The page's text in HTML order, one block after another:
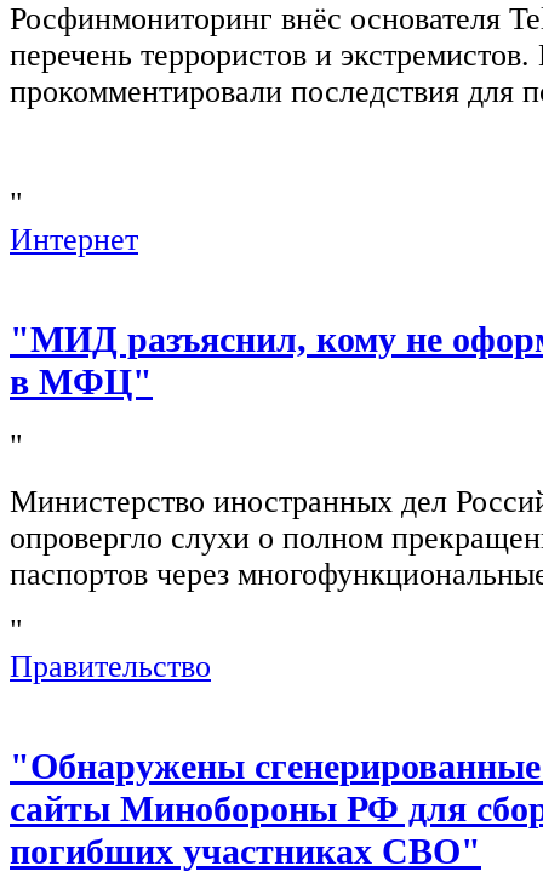
Росфинмониторинг внёс основателя
перечень террористов и
прокомментировали последствия для
"
Интернет
"МИД разъяснил, кому не
в МФЦ"
"
Министерство иностранных дел
опровергло слухи о полном
паспортов через
"
Правительство
"Обнаружены
сайты Минобороны РФ для
погибших участниках СВО"